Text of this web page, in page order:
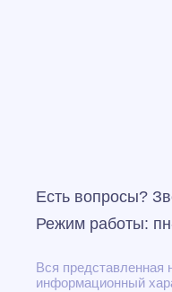
Есть вопросы?
Режим работы:
Вся представленная
информационный